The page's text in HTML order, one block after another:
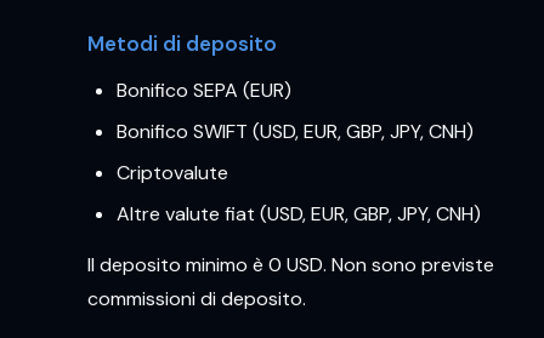
Metodi di deposito
Bonifico SEPA (EUR)
Bonifico SWIFT (USD, EUR, GBP, JPY, CNH)
Criptovalute
Altre valute fiat (USD, EUR, GBP, JPY, CNH)
Il deposito minimo è 0 USD. Non sono previste
commissioni di deposito.